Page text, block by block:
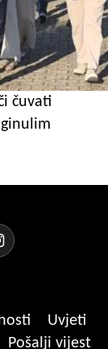
čuvati
Uvjeti
Pošalji vijest